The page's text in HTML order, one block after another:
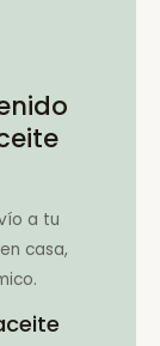
a tu
casa,